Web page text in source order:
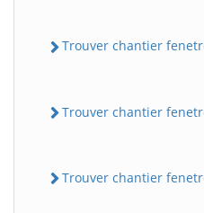
Trouver chantier
Trouver chantier
Trouver chantier fenetre